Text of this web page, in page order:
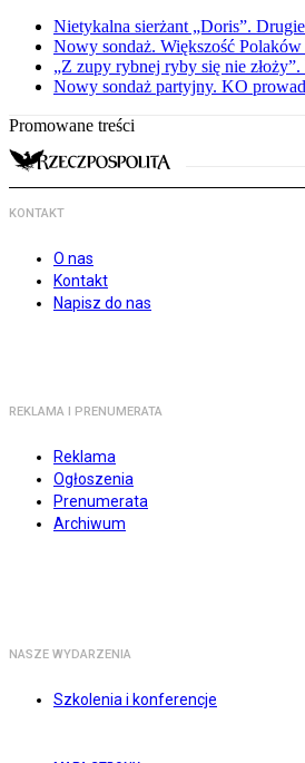
Nietykalna sierżant „Doris”.
Nowy sondaż. Większość
„Z zupy rybnej ryby się nie
Nowy sondaż partyjny. KO
Promowane treści
KONTAKT
O nas
Kontakt
Napisz do nas
REKLAMA I PRENUMERATA
Reklama
Ogłoszenia
Prenumerata
Archiwum
NASZE WYDARZENIA
Szkolenia i konferencje